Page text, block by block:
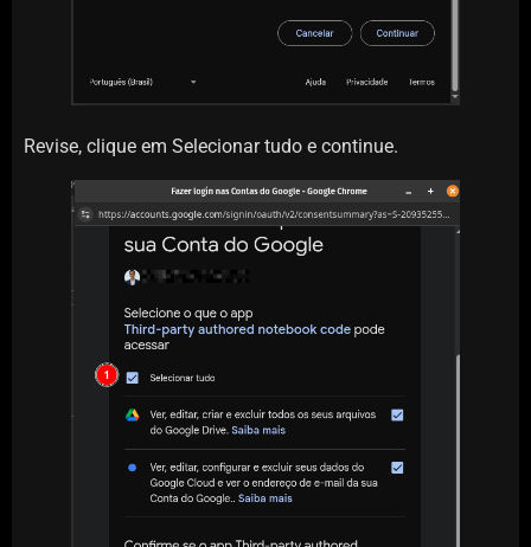
Revise, clique em Selecionar tudo e continue.